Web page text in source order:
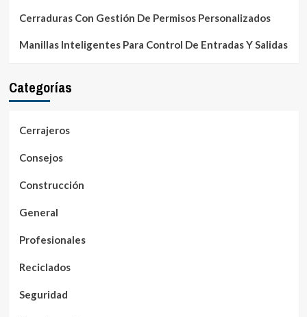
Cerraduras Con Gestión De Permisos Personalizados
Manillas Inteligentes Para Control De Entradas Y Salidas
Categorías
Cerrajeros
Consejos
Construcción
General
Profesionales
Reciclados
Seguridad